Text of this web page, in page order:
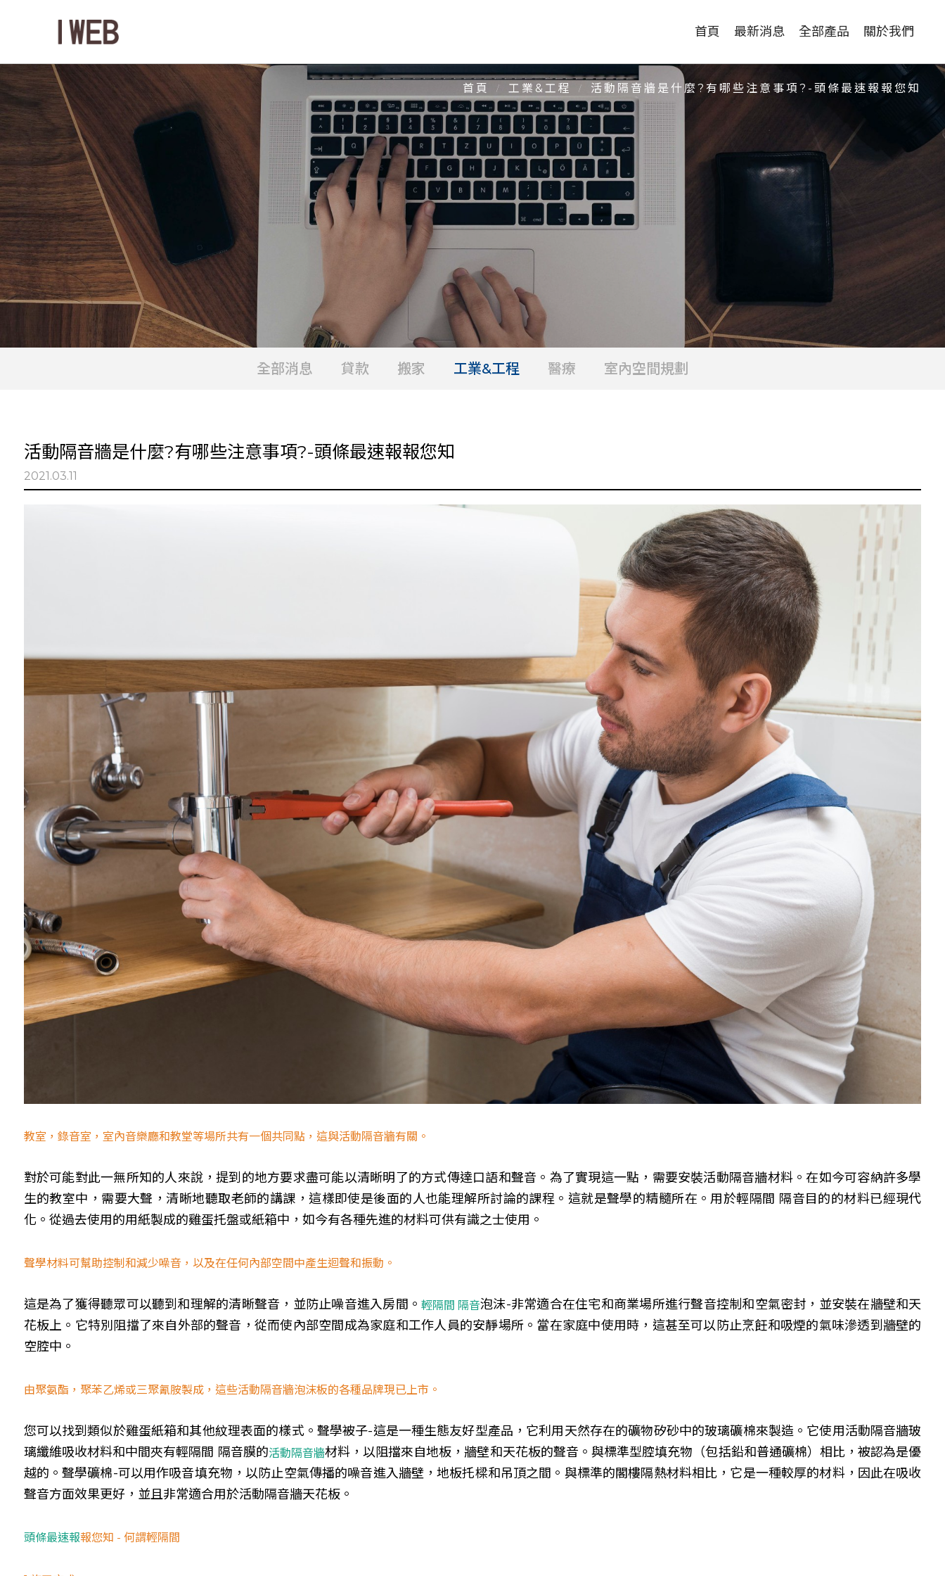
首頁 最新消息
設計裝潢首選，開
基本概念到現代應
用
有關愛妮雅的產品
各大台北機車借
款、台北免留車資
料大整理
全部產品 關於我們
首頁 工業&工程 活動隔音牆是什麼?有哪些注意事項?-頭條最速報報您知
全部消息 貸款 搬家 工業&工程 醫療 室內空間規劃
活動隔音牆是什麼?有哪些注意事項?-頭條最速報報您知
2021.03.11
教室，錄音室，室內音樂廳和教堂等場所共有一個共同點，這與活動隔音牆有關。
對於可能對此一無所知的人來說，提到的地方要求盡可能以清晰明了的方式傳達口語和聲音。為了實現這一點，需要安裝活動隔音牆材料。在如今可容納許多學
生的教室中，需要大聲，清晰地聽取老師的講課，這樣即使是後面的人也能理解所討論的課程。這就是聲學的精髓所在。用於輕隔間 隔音目的的材料已經現代
化。從過去使用的用紙製成的雞蛋托盤或紙箱中，如今有各種先進的材料可供有識之士使用。
聲學材料可幫助控制和減少噪音，以及在任何內部空間中產生迴聲和振動。
這是為了獲得聽眾可以聽到和理解的清晰聲音，並防止噪音進入房間。輕隔間 隔音泡沫-非常適合在住宅和商業場所進行聲音控制和空氣密封，並安裝在牆壁和天
花板上。它特別阻擋了來自外部的聲音，從而使內部空間成為家庭和工作人員的安靜場所。當在家庭中使用時，這甚至可以防止烹飪和吸煙的氣味滲透到牆壁的
空腔中。
由聚氨酯，聚苯乙烯或三聚氰胺製成，這些活動隔音牆泡沫板的各種品牌現已上市。
您可以找到類似於雞蛋紙箱和其他紋理表面的樣式。聲學被子-這是一種生態友好型產品，它利用天然存在的礦物矽砂中的玻璃礦棉來製造。它使用活動隔音牆玻
璃纖維吸收材料和中間夾有輕隔間 隔音膜的活動隔音牆材料，以阻擋來自地板，牆壁和天花板的聲音。與標準型腔填充物（包括鉛和普通礦棉）相比，被認為是優
越的。聲學礦棉-可以用作吸音填充物，以防止空氣傳播的噪音進入牆壁，地板托樑和吊頂之間。與標準的閣樓隔熱材料相比，它是一種較厚的材料，因此在吸收
聲音方面效果更好，並且非常適合用於活動隔音牆天花板。
頭條最速報報您知 - 何謂輕隔間